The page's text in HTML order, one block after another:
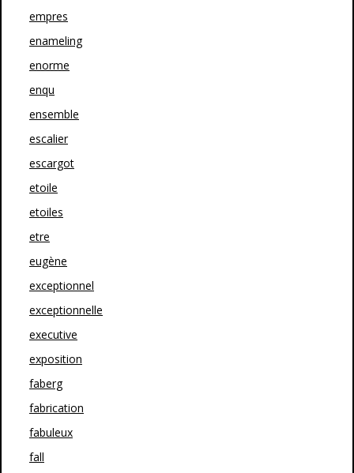
empres
enameling
enorme
enqu
ensemble
escalier
escargot
etoile
etoiles
etre
eugène
exceptionnel
exceptionnelle
executive
exposition
faberg
fabrication
fabuleux
fall